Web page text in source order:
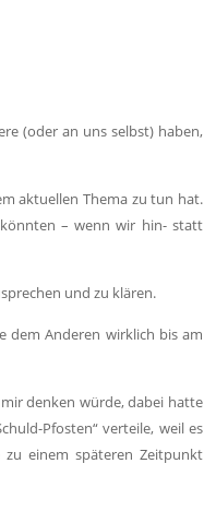
(oder an uns selbst) haben,
aktuellen Thema zu tun hat.
– wenn wir hin- statt
und zu klären.
dem Anderen wirklich bis am
denken würde, dabei hatte
Pfosten“ verteile, weil es
einem späteren Zeitpunkt